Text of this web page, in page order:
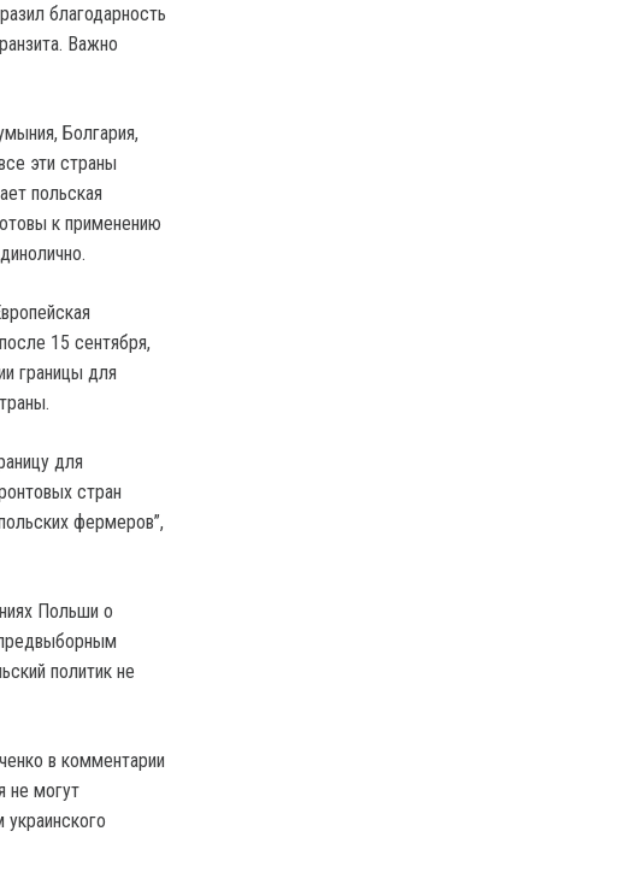
благодарность
Важно
Болгария,
эти страны
польская
к применению
15 сентября,
границы для
для
стран
фермеров”,
Польши о
политик не
в комментарии
не могут